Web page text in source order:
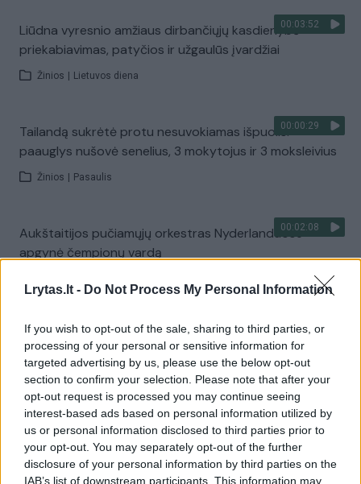
Lrytas.lt - Do Not Process My Personal Information
If you wish to opt-out of the sale, sharing to third parties, or
processing of your personal or sensitive information for
targeted advertising by us, please use the below opt-out
section to confirm your selection. Please note that after your
opt-out request is processed you may continue seeing
interest-based ads based on personal information utilized by
us or personal information disclosed to third parties prior to
your opt-out. You may separately opt-out of the further
disclosure of your personal information by third parties on the
IAB’s list of downstream participants. This information may
00:03:52
Liūdna vyresnio amžiaus dirbančiųjų kasdienybė –
priekabiavimas, patyčios ir užgaulūs įvardžiai
Žinios Lietuvos diena
00:00:29
Tailandą sukrėtė protu nesuvokiamas išpuolis:
paauglys nušovė senelius, 3 mokytojus ir 3 moksleivius
Žinios Pasaulis
00:02:08
Aukštaitijos pučiamųjų orkestras Nyderlanduose
apgynė čempionų vardą
Visi įrašai
Žiūrimiausi įrašai
00:00:30
Vaizdai iš tragiškos avarijos Vilniaus r.: dviejų moterų ir